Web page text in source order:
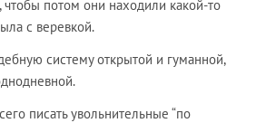
чтобы потом они находили какой-то
с веревкой.
систему открытой и гуманной,
писать увольнительные “по